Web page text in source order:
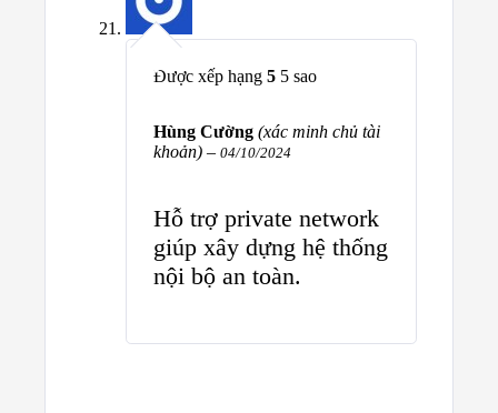
Được xếp hạng 5 5 sao
Hùng Cường (xác minh chủ tài
khoản) – 04/10/2024
Hỗ trợ private network
giúp xây dựng hệ thống
nội bộ an toàn.